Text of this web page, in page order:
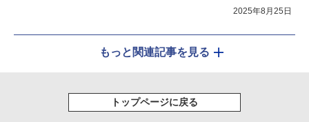
2025年8月25日
もっと関連記事を見る
トップページに戻る